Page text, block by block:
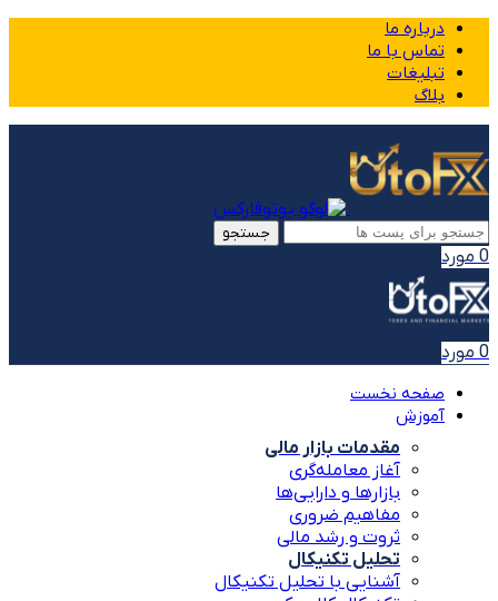
درباره ما
تماس با ما
تبلیغات
بلاگ
جستجو
0 مورد
0 مورد
صفحه نخست
آموزش
مقدمات بازار مالی
آغاز معامله‌گری
بازارها و دارایی‌ها
مفاهیم ضروری
ثروت و رشد مالی
تحلیل تکنیکال
آشنایی با تحلیل تکنیکال